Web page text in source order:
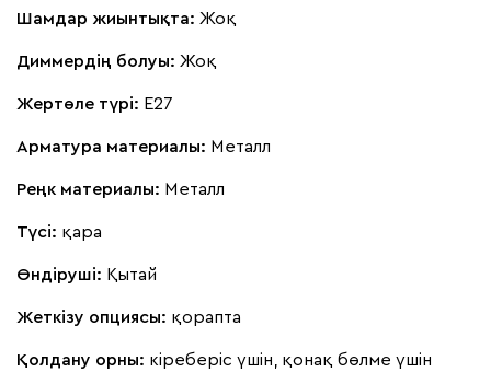
Шамдар жиынтықта: Жоқ
Диммердің болуы: Жоқ
Жертөле түрі: E27
Арматура материалы: Металл
Реңк материалы: Металл
Түсі: қара
Өндіруші: Қытай
Жеткізу опциясы: қорапта
Қолдану орны: кіреберіс үшін, қонақ бөлме үшін